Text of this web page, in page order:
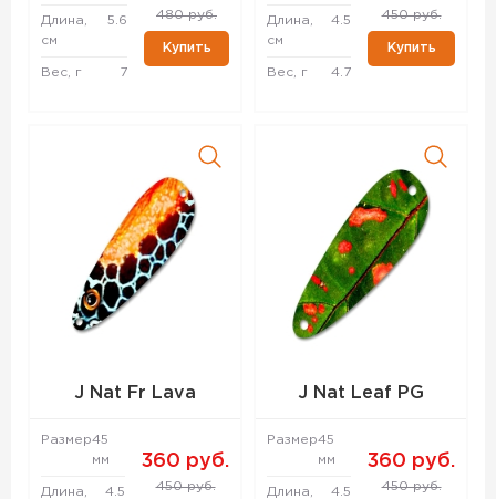
Длина,
см
5.6
Вес, г 7
480 руб.
Купить
Длина,
см
4.5
Вес, г 4.7
450 руб.
Купить
J Nat Fr Lava
Размер45
мм
Длина,
4.5
360 руб.
450 руб.
J Nat Leaf PG
Размер45
мм
Длина,
4.5
360 руб.
450 руб.